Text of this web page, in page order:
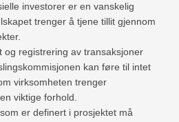
investorer er en vanskelig
trenger å tjene tillit gjennom
og registrering av transaksjoner
kan føre til intet
virksomheten trenger
viktige forhold.
er definert i prosjektet må